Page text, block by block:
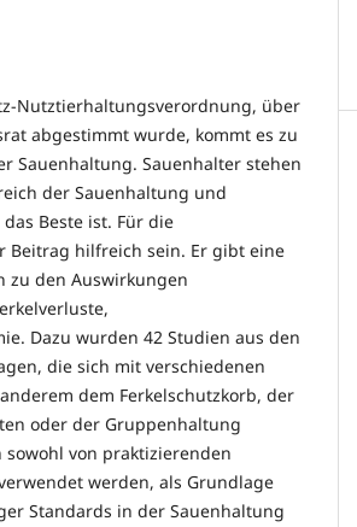
Nutztierhaltungsverordnung, über
abgestimmt wurde, kommt es zu
Sauenhaltung. Sauenhalter stehen
der Sauenhaltung und
Beste ist. Für die
Beitrag hilfreich sein. Er gibt eine
zu den Auswirkungen
Dazu wurden 42 Studien aus den
die sich mit verschiedenen
dem Ferkelschutzkorb, der
oder der Gruppenhaltung
von praktizierenden
werden, als Grundlage
Standards in der Sauenhaltung